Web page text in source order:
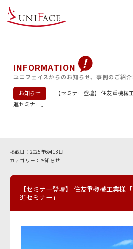
INFORMATION
ユニフェイスからのお知らせ、事例のご紹介
お知らせ
【セミナー登壇】 住友重機
進セミナー」
2025年6月13日
お知らせ
【セミナー登壇】 住友重機械工業様
進セミナー」